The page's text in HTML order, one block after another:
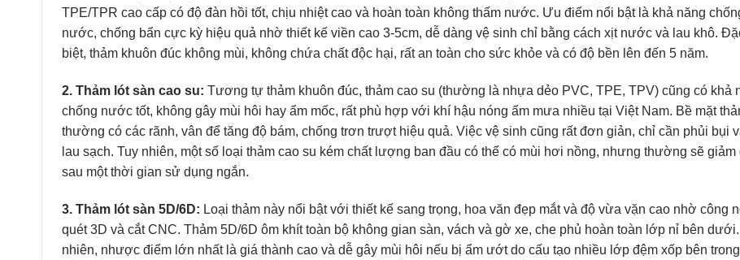
TPE/TPR cao cấp có độ đàn hồi tốt, chịu nhiệt cao và hoàn toàn không thấm nước. Ưu điểm nổi bật là khả năng
nước, chống bẩn cực kỳ hiệu quả nhờ thiết kế viền cao 3-5cm, dễ dàng vệ sinh chỉ bằng cách xịt nước và lau khô.
biệt, thảm khuôn đúc không mùi, không chứa chất độc hại, rất an toàn cho sức khỏe và có độ bền lên đến 5 năm.
2. Thảm lót sàn cao su: Tương tự thảm khuôn đúc, thảm cao su (thường là nhựa dẻo PVC, TPE, TPV) cũng có khả
chống nước tốt, không gây mùi hôi hay ẩm mốc, rất phù hợp với khí hậu nóng ẩm mưa nhiều tại Việt Nam. Bề mặt
thường có các rãnh, vân để tăng độ bám, chống trơn trượt hiệu quả. Việc vệ sinh cũng rất đơn giản, chỉ cần phủi bụi
lau sạch. Tuy nhiên, một số loại thảm cao su kém chất lượng ban đầu có thể có mùi hơi nồng, nhưng thường sẽ giảm
sau một thời gian sử dụng ngắn.
3. Thảm lót sàn 5D/6D: Loại thảm này nổi bật với thiết kế sang trọng, hoa văn đẹp mắt và độ vừa vặn cao nhờ công
quét 3D và cắt CNC. Thảm 5D/6D ôm khít toàn bộ không gian sàn, vách và gờ xe, che phủ hoàn toàn lớp nỉ bên
nhiên, nhược điểm lớn nhất là giá thành cao và dễ gây mùi hôi nếu bị ẩm ướt do cấu tạo nhiều lớp đệm xốp bên